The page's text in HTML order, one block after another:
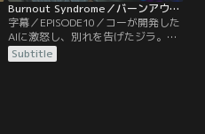
Burnout Syndrome／バーンアウト・シンドローム 第10話／字幕
字幕／EPISODE10／コーが開発した
AIに激怒し、別れを告げたジラ。何
とか引き止めようとするコーを、ジ
ラは突き放す。一方、傷心で絵を描
Subtitle